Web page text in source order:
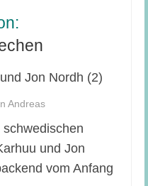
Jon Nordh (2)
Andreas
und Jon
vom Anfang